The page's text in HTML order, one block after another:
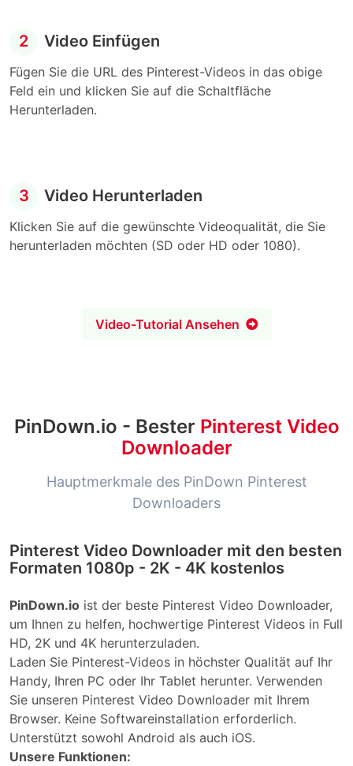
2 Video Einfügen
Fügen Sie die URL des Pinterest-Videos in das obige
Feld ein und klicken Sie auf die Schaltfläche
Herunterladen.
3 Video Herunterladen
Klicken Sie auf die gewünschte Videoqualität, die Sie
herunterladen möchten (SD oder HD oder 1080).
Video-Tutorial Ansehen
PinDown.io - Bester Pinterest Video
Downloader
Hauptmerkmale des PinDown Pinterest
Downloaders
Pinterest Video Downloader mit den besten
Formaten 1080p - 2K - 4K kostenlos
PinDown.io ist der beste Pinterest Video Downloader,
um Ihnen zu helfen, hochwertige Pinterest Videos in Full
HD, 2K und 4K herunterzuladen.
Laden Sie Pinterest-Videos in höchster Qualität auf Ihr
Handy, Ihren PC oder Ihr Tablet herunter. Verwenden
Sie unseren Pinterest Video Downloader mit Ihrem
Browser. Keine Softwareinstallation erforderlich.
Unterstützt sowohl Android als auch iOS.
Unsere Funktionen: